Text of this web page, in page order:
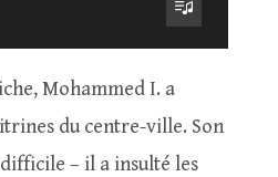
Mohammed I. a
du centre-ville. Son
– il a insulté les